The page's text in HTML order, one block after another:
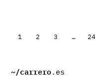
Paginación
entradas
1 2 3 … 24
~/carrero.es